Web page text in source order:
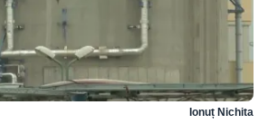
Ionuț Nichita